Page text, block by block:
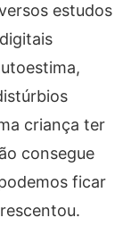
estudos
criança ter
consegue
ficar